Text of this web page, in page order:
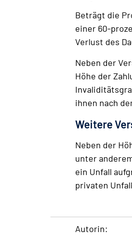
Beträgt die
einer 60-
Verlust des
Neben der
Höhe der
ihnen nach
Weitere
Neben der
unter
ein Unfall
privaten
Autorin: